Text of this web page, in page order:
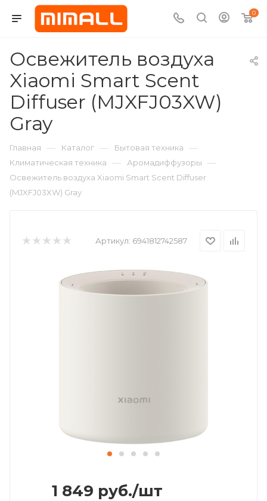
0
Освежитель воздуха
Xiaomi Smart Scent
Diffuser (MJXFJ03XW)
Gray
Главная — Каталог — Бытовая техника —
Климатическая техника — Аромадиффузоры —
Освежитель воздуха Xiaomi Smart Scent Diffuser
(MJXFJ03XW) Gray
Артикул: 6941812742587
1 849 руб./шт